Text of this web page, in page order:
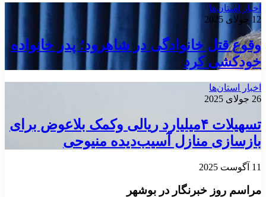
استان‌ها
قتل خانوادگی در شاهرود؛ پدر خانواده
کرد
استان‌ها
تسهیلات ۴میلیارد ریالی وکمک بلاعوض برای
منازل آسیب‌دیده منیوحی
روز خبرنگار در بوشهر